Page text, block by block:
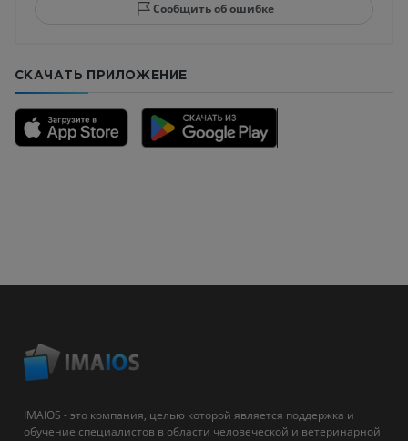
Сообщить об ошибке
СКАЧАТЬ ПРИЛОЖЕНИЕ
IMAIOS - это компания, целью которой является поддержка и
обучение специалистов в области человеческой и ветеринарной